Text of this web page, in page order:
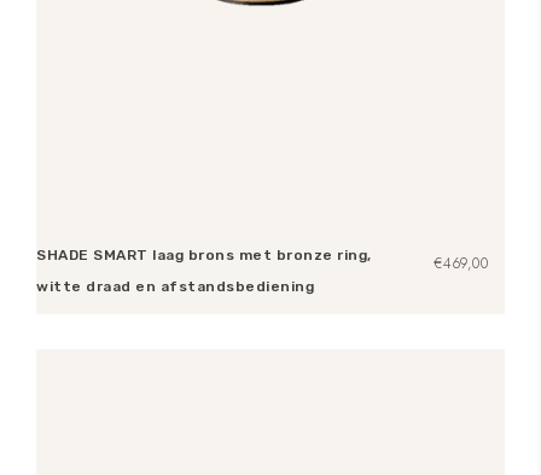
SHADE SMART laag brons met bronze ring,
witte draad en afstandsbediening
€469,00